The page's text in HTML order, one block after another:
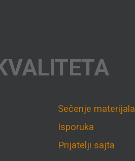
Sečenje materijala
Isporuka
Prijatelji sajta